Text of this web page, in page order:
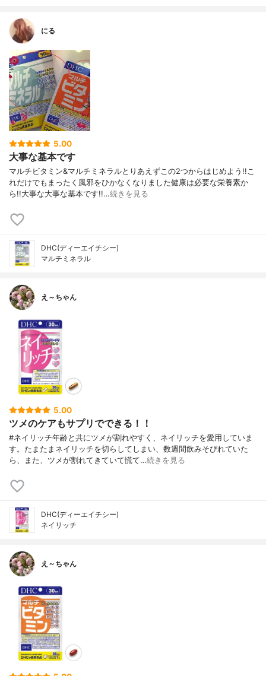
にる
5.00
大事な基本です
マルチビタミン&マルチミネラルとりあえずこの2つからはじめよう!!こ
れだけでもまったく風邪をひかなくなりました健康は必要な栄養素か
ら!!大事な大事な基本です!!…続きを見る
DHC(ディーエイチシー)
マルチミネラル
え～ちゃん
5.00
ツメのケアもサプリでできる！！
#ネイリッチ年齢と共にツメが割れやすく、ネイリッチを愛用していま
す。たまたまネイリッチを切らしてしまい、数週間飲みそびれていた
ら、また、ツメが割れてきていて慌て…続きを見る
DHC(ディーエイチシー)
ネイリッチ
え～ちゃん